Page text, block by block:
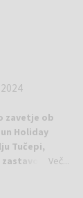
zavetje ob
Holiday
Tučepi,
ki vam
Več...